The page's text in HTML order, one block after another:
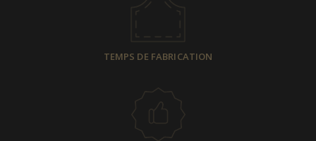
TEMPS DE FABRICATION